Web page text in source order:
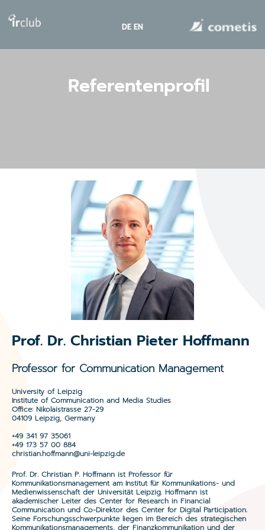
DE EN
Referentenprofil
Prof. Dr. Christian Pieter Hoffmann
Professor for Communication Management
University of Leipzig
Institute of Communication and Media Studies
Office: Nikolaistrasse 27-29
04109 Leipzig, Germany
+49 341 97 35061
+49 173 57 00 884
christian.hoffmann@uni-leipzig.de
Prof. Dr. Christian P. Hoffmann ist Professor für
Kommunikationsmanagement am Institut für Kommunikations- und
Medienwissenschaft der Universität Leipzig. Hoffmann ist
akademischer Leiter des Center for Research in Financial
Communication und Co-Direktor des Center for Digital Participation.
Seine Forschungsschwerpunkte liegen im Bereich des strategischen
Kommunikationsmanagements, der Finanzkommunikation und der